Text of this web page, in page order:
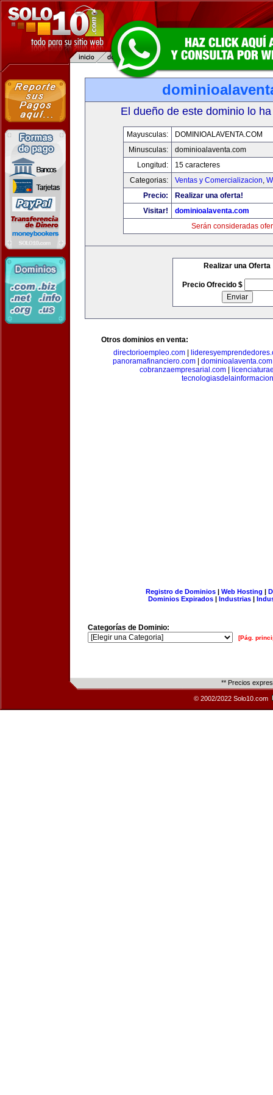
El dueño de este dominio lo
Mayusculas:
DOMINIOALAVENTA.COM
Minusculas:
dominioalaventa.com
Longitud:
15 caracteres
Categorias:
Ventas y Comercializacion,
Precio:
Realizar una oferta!
Visitar!
dominioalaventa.com
Serán consideradas
Realizar una Oferta
Precio Ofrecido $
Otros dominios en venta:
directorioempleo.com
panoramafinanciero.com
dominioalaventa.com
cobranzaempresarial.com
Registro de Dominios| Web Hosting |
Dominios Expirados | Industrias |
Categorías de Dominio:
[Pág.
** Precios
© 2002/2022 Solo10.com